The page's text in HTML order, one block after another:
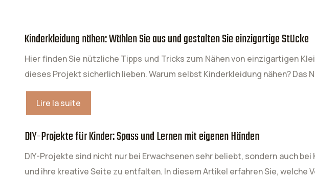
Kinderkleidung nähen: Wählen Sie aus und gestalten Sie einzigartige Stücke
Hier finden Sie nützliche Tipps und Tricks zum Nähen von einzigartigen
dieses Projekt sicherlich lieben. Warum selbst Kinderkleidung nähen?
Lire la suite
DIY-Projekte für Kinder: Spass und Lernen mit eigenen Händen
DIY-Projekte sind nicht nur bei Erwachsenen sehr beliebt, sondern auch
und ihre kreative Seite zu entfalten. In diesem Artikel erfahren Sie, welche